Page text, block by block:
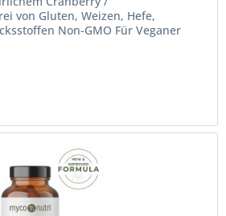
von Gluten, Weizen, Hefe,
Non-GMO Für Veganer